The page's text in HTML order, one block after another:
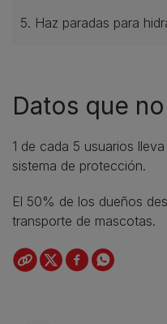
5. Haz paradas para
Datos que
1 de cada 5 usuarios
sistema de protección.
El 50% de los dueños
transporte de mascotas.